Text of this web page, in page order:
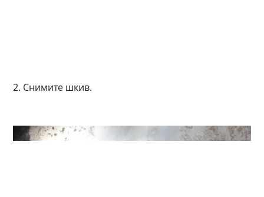
2. Снимите шкив.